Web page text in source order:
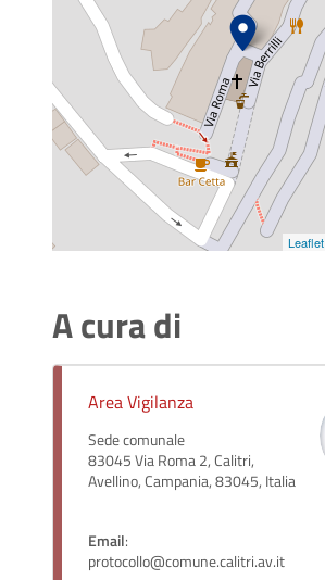
Leaflet
A cura di
Area Vigilanza
Sede comunale
83045 Via Roma 2, Calitri,
Avellino, Campania, 83045, Italia
Email:
protocollo@comune.calitri.av.it